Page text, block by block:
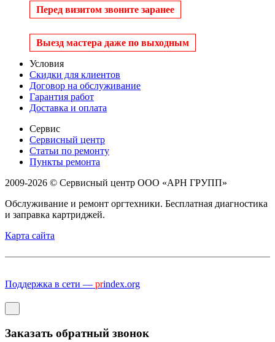
Перед визитом звоните заранее
Выезд мастера даже по выходным
Условия
Скидки для клиентов
Договор на обслуживание
Гарантия работ
Доставка и оплата
Сервис
Сервисный центр
Статьи по ремонту
Пункты ремонта
2009-2026 © Сервисный центр ООО «АРН ГРУПП»
Обслуживание и ремонт оргтехники. Бесплатная диагностика
и заправка картриджей.
Карта сайта
Поддержка в сети — prindex.org
Заказать обратный звонок